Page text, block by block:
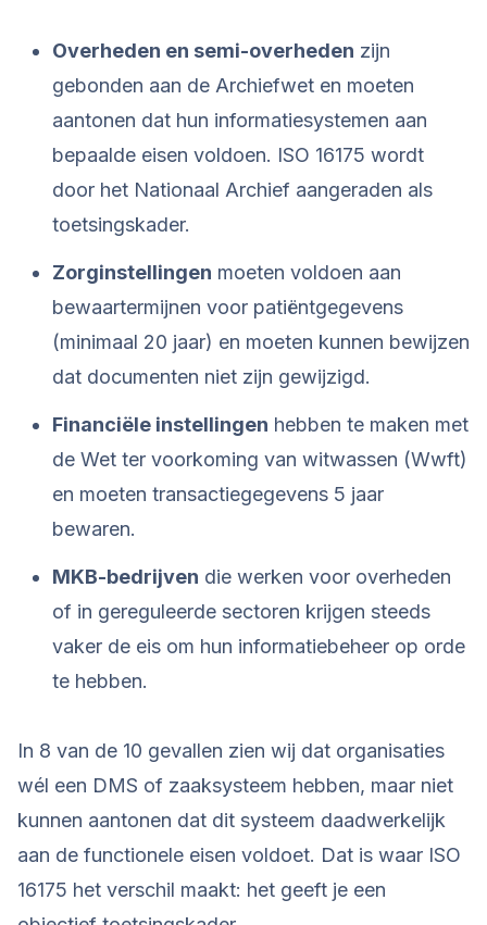
Overheden en semi-overheden zijn
gebonden aan de Archiefwet en moeten
aantonen dat hun informatiesystemen aan
bepaalde eisen voldoen. ISO 16175 wordt
door het Nationaal Archief aangeraden als
toetsingskader.
Zorginstellingen moeten voldoen aan
bewaartermijnen voor patiëntgegevens
(minimaal 20 jaar) en moeten kunnen bewijzen
dat documenten niet zijn gewijzigd.
Financiële instellingen hebben te maken met
de Wet ter voorkoming van witwassen (Wwft)
en moeten transactiegegevens 5 jaar
bewaren.
MKB-bedrijven die werken voor overheden
of in gereguleerde sectoren krijgen steeds
vaker de eis om hun informatiebeheer op orde
te hebben.
In 8 van de 10 gevallen zien wij dat organisaties
wél een DMS of zaaksysteem hebben, maar niet
kunnen aantonen dat dit systeem daadwerkelijk
aan de functionele eisen voldoet. Dat is waar ISO
16175 het verschil maakt: het geeft je een